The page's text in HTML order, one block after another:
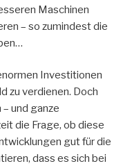
Maschinen
– so zumindest die
Investitionen
zu verdienen. Doch
und ganze
die Frage, ob diese
gut für die
dass es sich bei